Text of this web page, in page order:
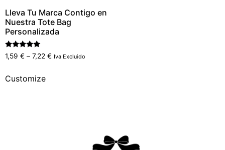
Lleva Tu Marca Contigo en
Nuestra Tote Bag
Personalizada
Rated
5.00
1,59 € – 7,22 € Iva Excluido
Customize